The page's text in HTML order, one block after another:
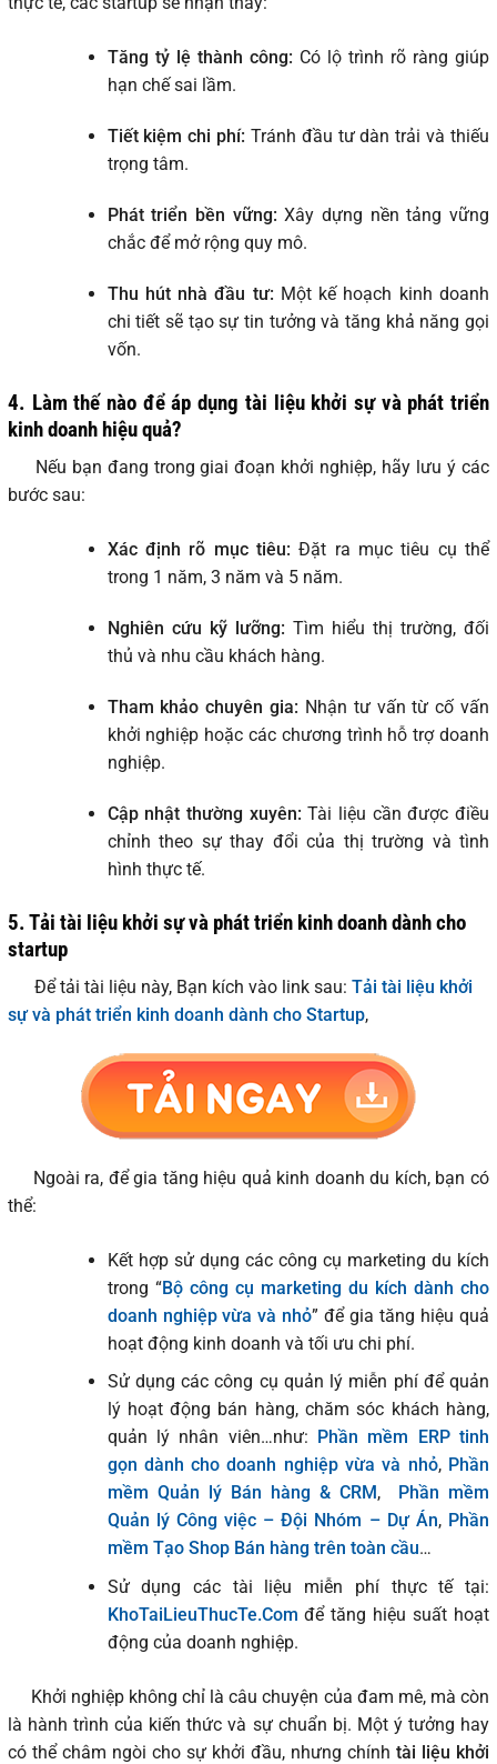
Tăng tỷ lệ thành công: Có lộ trình rõ ràng giúp
hạn chế sai lầm.
Tiết kiệm chi phí: Tránh đầu tư dàn trải và thiếu
trọng tâm.
Phát triển bền vững: Xây dựng nền tảng vững
chắc để mở rộng quy mô.
Thu hút nhà đầu tư: Một kế hoạch kinh doanh
chi tiết sẽ tạo sự tin tưởng và tăng khả năng gọi
vốn.
4. Làm thế nào để áp dụng tài liệu khởi sự và phát triển
kinh doanh hiệu quả?
Nếu bạn đang trong giai đoạn khởi nghiệp, hãy lưu ý các
bước sau:
Xác định rõ mục tiêu: Đặt ra mục tiêu cụ thể
trong 1 năm, 3 năm và 5 năm.
Nghiên cứu kỹ lưỡng: Tìm hiểu thị trường, đối
thủ và nhu cầu khách hàng.
Tham khảo chuyên gia: Nhận tư vấn từ cố vấn
khởi nghiệp hoặc các chương trình hỗ trợ doanh
nghiệp.
Cập nhật thường xuyên: Tài liệu cần được điều
chỉnh theo sự thay đổi của thị trường và tình
hình thực tế.
5. Tải tài liệu khởi sự và phát triển kinh doanh dành cho
startup
Để tải tài liệu này, Bạn kích vào link sau: Tải tài liệu khởi
sự và phát triển kinh doanh dành cho Startup,
Ngoài ra, để gia tăng hiệu quả kinh doanh du kích, bạn có
thể:
Kết hợp sử dụng các công cụ marketing du kích
trong “Bộ công cụ marketing du kích dành cho
doanh nghiệp vừa và nhỏ” để gia tăng hiệu quả
hoạt động kinh doanh và tối ưu chi phí.
Sử dụng các công cụ quản lý miễn phí để quản
lý hoạt động bán hàng, chăm sóc khách hàng,
quản lý nhân viên…như:
Phần mềm ERP tinh
gọn dành cho doanh nghiệp vừa và nhỏ, Phần
mềm Quản lý Bán hàng & CRM ,
Phần mềm
Quản lý Công việc – Đội Nhóm – Dự Án, Phần
mềm Tạo Shop Bán hàng trên toàn cầu…
Sử dụng các tài liệu miễn phí thực tế tại:
KhoTaiLieuThucTe.Com để tăng hiệu suất hoạt
động của doanh nghiệp.
Khởi nghiệp không chỉ là câu chuyện của đam mê, mà còn
là hành trình của kiến thức và sự chuẩn bị. Một ý tưởng hay
có thể châm ngòi cho sự khởi đầu, nhưng chính tài liệu khởi